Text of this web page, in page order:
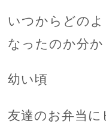
いつからどの
なったのか分
幼い頃
友達のお弁当